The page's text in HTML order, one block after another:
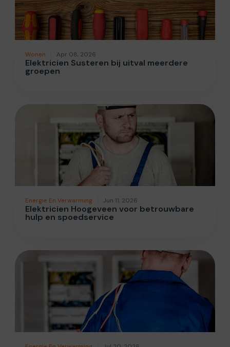
Wonen Apr 08, 2026
Elektricien Susteren bij uitval meerdere
groepen
Energie En Verwarming Jun 11, 2026
Elektricien Hoogeveen voor betrouwbare
hulp en spoedservice